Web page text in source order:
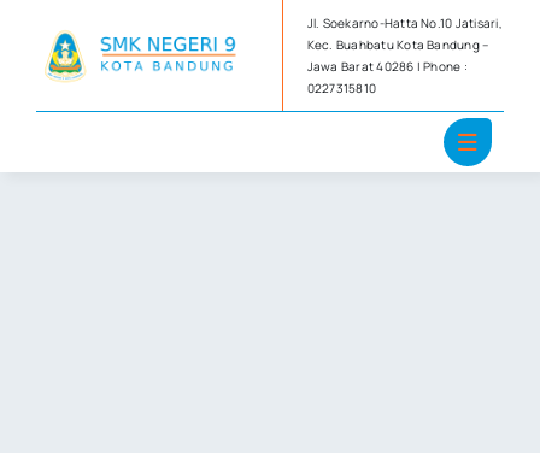
content
Jl. Soekarno-Hatta No.10 Jatisari,
Kec. Buahbatu Kota Bandung –
Jawa Barat 40286 | Phone :
0227315810